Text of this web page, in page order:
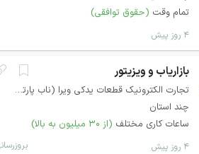
تمام وقت (حقوق توافقی)
۴ روز پیش
بازاریاب و ویزیتور
تجارت الکترونیک قطعات یدکی ویرا (ناب پارتس)
چند استان
ساعات کاری مختلف (از ۳۰ میلیون به بالا)
۴ روز پیش